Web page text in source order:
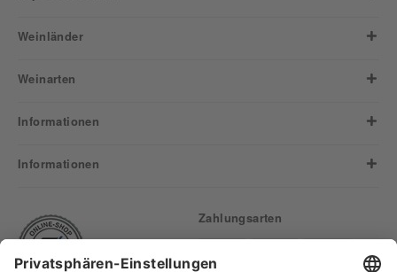
Weinländer
Weinarten
Informationen
Informationen
Zahlungsarten